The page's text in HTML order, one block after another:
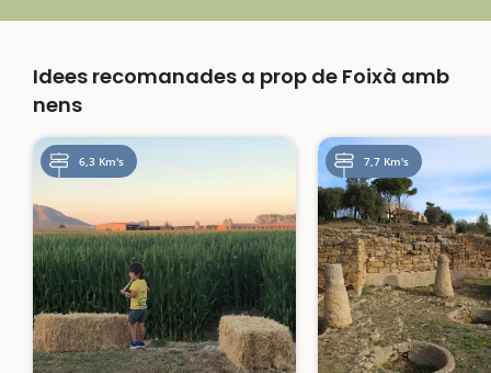
Idees recomanades a prop de Foixà amb
nens
6,3 Km's 7,7 Km's